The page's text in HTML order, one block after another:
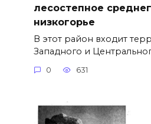
лесостепное
низкогорье
В этот район входит
Западного и
0 631